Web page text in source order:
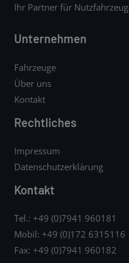
Ihr Partner für
Unternehmen
Fahrzeuge
Über uns
Kontakt
Rechtliches
Impressum
Datenschutzerklärung
Kontakt
Tel.: +49 (0)7941 960181
Mobil: +49 (0)172 6315116
Fax: +49 (0)7941 960182